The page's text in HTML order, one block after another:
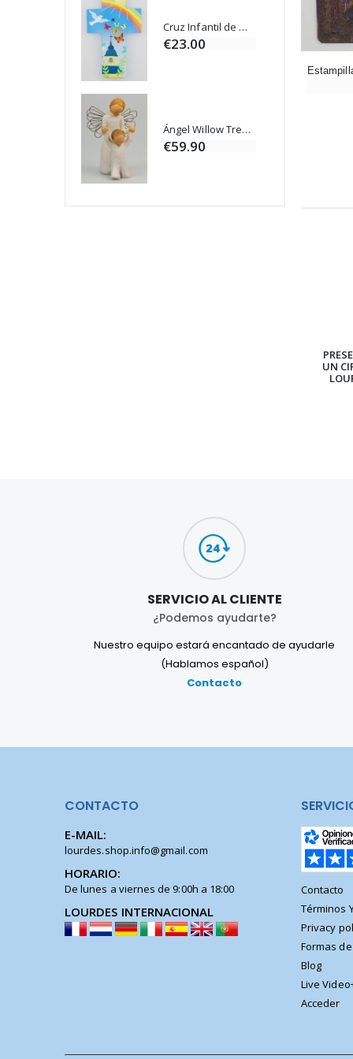
Cruz Infantil de Madera Iglesia de Mariposas y Arco Iris 15 cm
€23.00
Ángel Willow Tree - Ángel de la Guarda Protector (Guardian Angel) - 14 cm
€59.90
UN
SERVICIO AL CLIENTE
¿Podemos ayudarte?
Nuestro equipo estará encantado de ayudarle
(Hablamos español)
Contacto
CONTACTO
E-MAIL:
lourdes.shop.info@gmail.com
HORARIO:
De lunes a viernes de 9:00h a 18:00
LOURDES INTERNACIONAL
Contacto
Términos
Privacy
Formas
Blog
Live
Acceder